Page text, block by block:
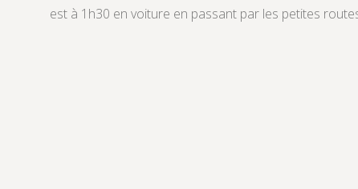
est à 1h30 en voiture en passant par les petites